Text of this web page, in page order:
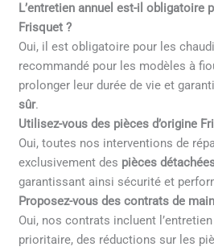
L’entretien annuel est-il obligatoire
Frisquet ?
Oui, il est obligatoire pour les
recommandé pour les modèles à
prolonger leur durée de vie et
sûr.
Utilisez-vous des pièces d’origine
Oui, toutes nos interventions de
exclusivement des pièces
garantissant ainsi sécurité et
Proposez-vous des contrats de
Oui, nos contrats incluent
prioritaire, des réductions sur les